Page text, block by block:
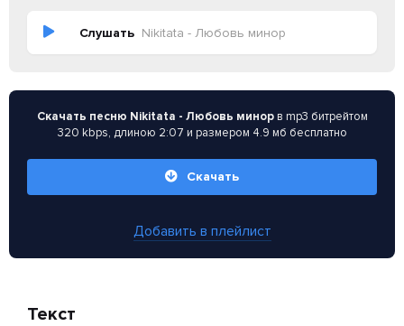
Слушать Nikitata - Любовь минор
Скачать песню Nikitata - Любовь минорв mp3 битрейтом
320 kbps, длиною 2:07 и размером 4.9 мб бесплатно
Скачать
Добавить в плейлист
Текст